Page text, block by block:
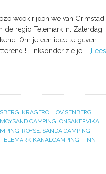
week rijden we van Grimstad
de regio Telemark in. Zaterdag
Om je een idee te geven
! Linksonder zie je …
[Lees
, KRAGERO, LOVISENBERG
MOYSAND CAMPING, ONSAKERVIKA
, ROYSE, SANDA CAMPING,
TELEMARK KANALCAMPING, TINN